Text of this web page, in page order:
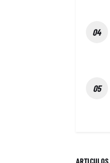
ARTICULOS